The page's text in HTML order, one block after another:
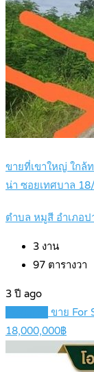
ขายที่เขาใหญ่ ใกล้
น่า ซอยเทศบาล
ตำบล หมูสี อำเภอ
3 งาน
97 ตารางวา
3 ปี ago
ขาย For
18,000,000฿